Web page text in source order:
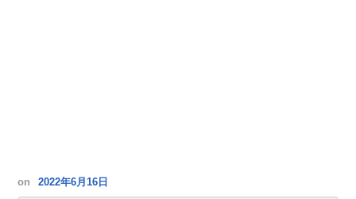
on 2022年6月16日